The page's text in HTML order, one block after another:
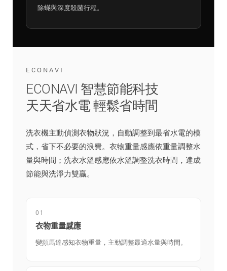
除蟎與深度殺菌行程。
ECONAVI
ECONAVI 智慧節能科技
天天省水電 輕鬆省時間
洗衣機主動偵測衣物狀況，自動調整到最省水電的模
式，省下不必要的浪費。衣物重量感應依重量調整水
量與時間；洗衣水溫感應依水溫調整洗衣時間，達成
節能與洗淨力雙贏。
01
衣物重量感應
變頻馬達感知衣物重量，主動調整最適水量與時間。